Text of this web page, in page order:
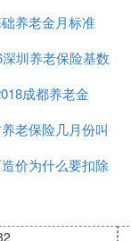
谁缴
养老金月标准
圳养老保险基数
成都养老金
老保险几月份叫
价为什么要扣除